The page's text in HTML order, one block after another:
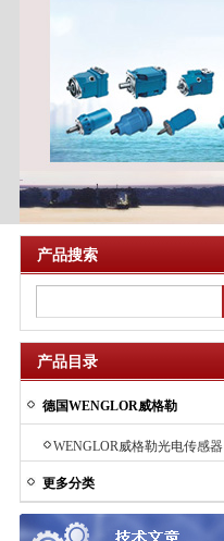
产品搜索
产品目录
德国WENGLOR威格勒
WENGLOR威格勒光电传感器
更多分类